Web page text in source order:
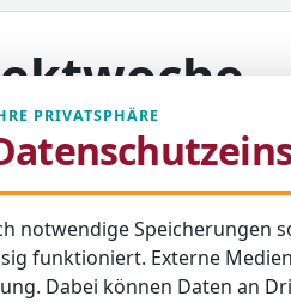
Aktualisierung: 30. August 2024
PRIVATSPHÄRE
notwendige Speicherungen
funktioniert. Externe
Dabei können Daten an